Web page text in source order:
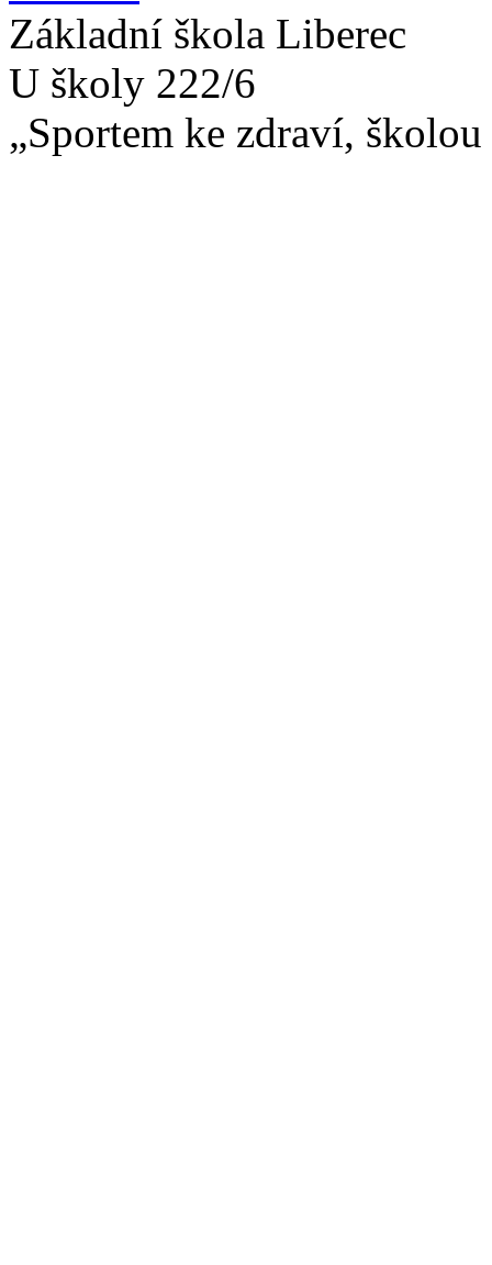
Základní škola Liberec
U školy 222/6
„Sportem ke zdraví,